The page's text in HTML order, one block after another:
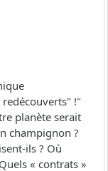
!"
planète serait
champignon ?
ils ? Où
« contrats »